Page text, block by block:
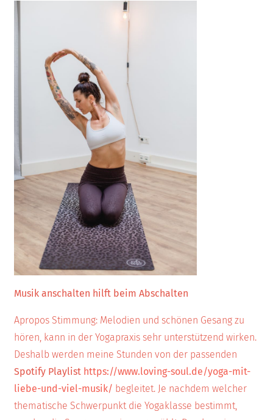
Musik anschalten hilft beim Abschalten
Apropos Stimmung: Melodien und schönen Gesang zu
hören, kann in der Yogapraxis sehr unterstützend wirken.
Deshalb werden meine Stunden von der passenden
Spotify Playlist https://www.loving-soul.de/yoga-mit-
liebe-und-viel-musik/ begleitet. Je nachdem welcher
thematische Schwerpunkt die Yogaklasse bestimmt,